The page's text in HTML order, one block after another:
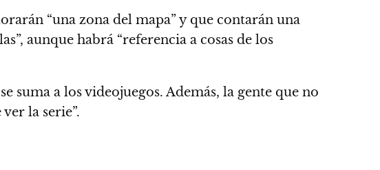
“una zona del mapa” y que contarán una
aunque habrá “referencia a cosas de los
suma a los videojuegos. Además, la gente que no
ver la serie”.